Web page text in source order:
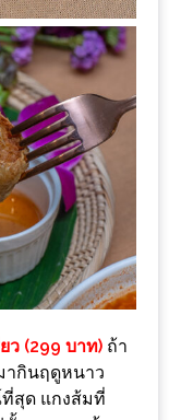
ว (299 บาท) ถ้า
ากินฤดูหนาว
สุด แกงส้มที่